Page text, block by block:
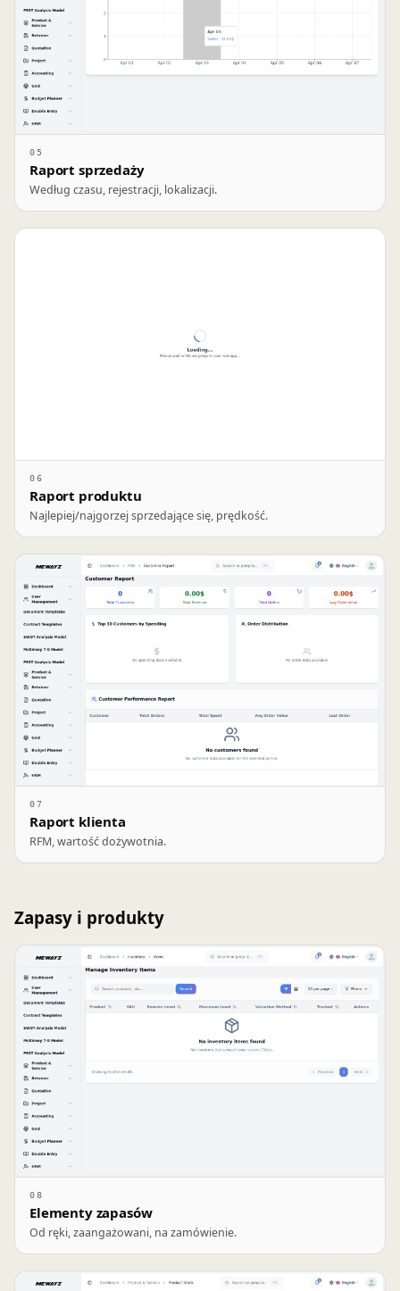
05
Raport sprzedaży
Według czasu, rejestracji, lokalizacji.
06
Raport produktu
Najlepiej/najgorzej sprzedające się, prędkość.
07
Raport klienta
RFM, wartość dożywotnia.
Zapasy i produkty
08
Elementy zapasów
Od ręki, zaangażowani, na zamówienie.